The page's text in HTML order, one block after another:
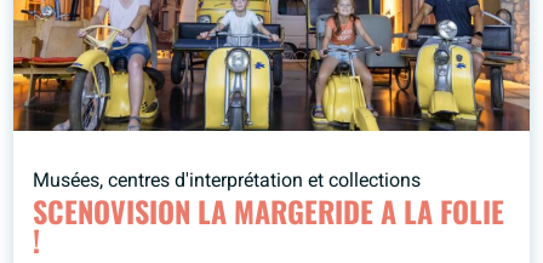
Musées, centres d'interprétation et collections
SCENOVISION LA MARGERIDE A LA FOLIE
!